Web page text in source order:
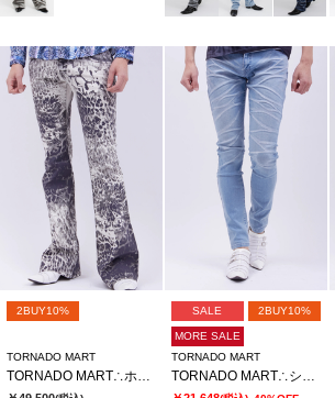
2BUY10%
TORNADO MART
TORNADO MART∴ホワイトジャガーベルボトム
SALE 2BUY10%
MORE SALE
TORNADO MART
TORNADO MART∴シャープリンクルスキニーデニム